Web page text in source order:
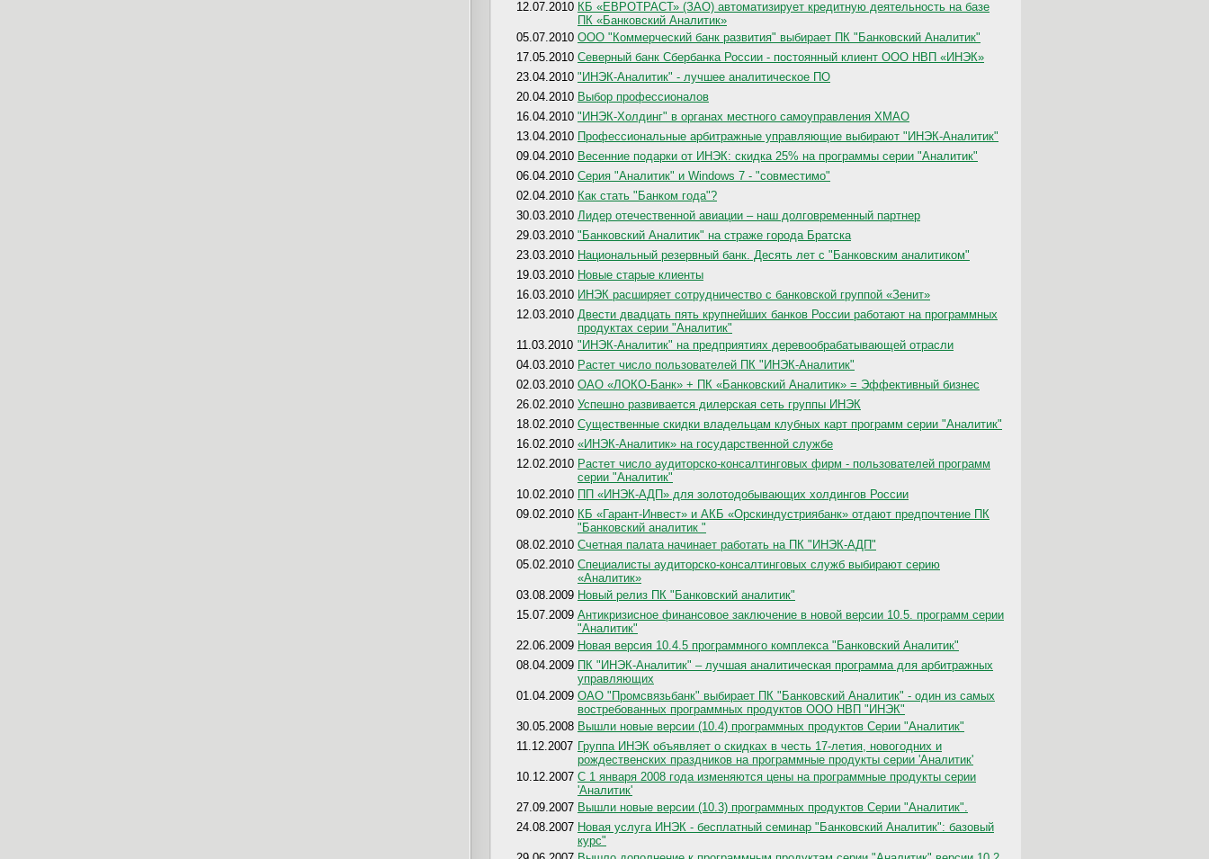
12.07.2010 КБ «ЕВРОТРАСТ» (ЗАО) автоматизирует кредитную деятельность на базе
ПК «Банковский Аналитик»
05.07.2010 ООО "Коммерческий банк развития" выбирает ПК "Банковский Аналитик"
17.05.2010 Северный банк Сбербанка России - постоянный клиент ООО НВП «ИНЭК»
23.04.2010 "ИНЭК-Аналитик" - лучшее аналитическое ПО
20.04.2010 Выбор профессионалов
16.04.2010 "ИНЭК-Холдинг" в органах местного самоуправления ХМАО
13.04.2010 Профессиональные арбитражные управляющие выбирают "ИНЭК-Аналитик"
09.04.2010 Весенние подарки от ИНЭК: скидка 25% на программы серии "Аналитик"
06.04.2010 Серия "Аналитик" и Windows 7 - "совместимо"
02.04.2010 Как стать "Банком года"?
30.03.2010 Лидер отечественной авиации – наш долговременный партнер
29.03.2010 "Банковский Аналитик" на страже города Братска
23.03.2010 Национальный резервный банк. Десять лет с "Банковским аналитиком"
19.03.2010 Новые старые клиенты
16.03.2010 ИНЭК расширяет сотрудничество с банковской группой «Зенит»
12.03.2010 Двести двадцать пять крупнейших банков России работают на программных
продуктах серии "Аналитик"
11.03.2010 "ИНЭК-Аналитик" на предприятиях деревообрабатывающей отрасли
04.03.2010 Растет число пользователей ПК "ИНЭК-Аналитик"
02.03.2010 ОАО «ЛОКО-Банк» + ПК «Банковский Аналитик» = Эффективный бизнес
26.02.2010 Успешно развивается дилерская сеть группы ИНЭК
18.02.2010 Существенные скидки владельцам клубных карт программ серии "Аналитик"
16.02.2010 «ИНЭК-Аналитик» на государственной службе
12.02.2010 Растет число аудиторско-консалтинговых фирм - пользователей программ
серии "Аналитик"
10.02.2010 ПП «ИНЭК-АДП» для золотодобывающих холдингов России
09.02.2010 КБ «Гарант-Инвест» и АКБ «Орскиндустриябанк» отдают предпочтение ПК
"Банковский аналитик "
08.02.2010 Счетная палата начинает работать на ПК "ИНЭК-АДП"
05.02.2010 Специалисты аудиторско-консалтинговых служб выбирают серию
«Аналитик»
03.08.2009 Новый релиз ПК "Банковский аналитик"
15.07.2009 Антикризисное финансовое заключение в новой версии 10.5. программ серии
"Аналитик"
22.06.2009 Новая версия 10.4.5 программного комплекса "Банковский Аналитик"
08.04.2009 ПК "ИНЭК-Аналитик" – лучшая аналитическая программа для арбитражных
управляющих
01.04.2009 ОАО "Промсвязьбанк" выбирает ПК "Банковский Аналитик" - один из самых
востребованных программных продуктов ООО НВП "ИНЭК"
30.05.2008 Вышли новые версии (10.4) программных продуктов Серии "Аналитик"
11.12.2007 Группа ИНЭК объявляет о скидках в честь 17-летия, новогодних и
рождественских праздников на программные продукты серии 'Аналитик'
10.12.2007 С 1 января 2008 года изменяются цены на программные продукты серии
'Аналитик'
27.09.2007 Вышли новые версии (10.3) программных продуктов Серии "Аналитик".
24.08.2007 Новая услуга ИНЭК - бесплатный семинар "Банковский Аналитик": базовый
курс"